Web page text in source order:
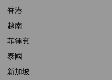
香港
越南
菲律賓
泰國
新加坡